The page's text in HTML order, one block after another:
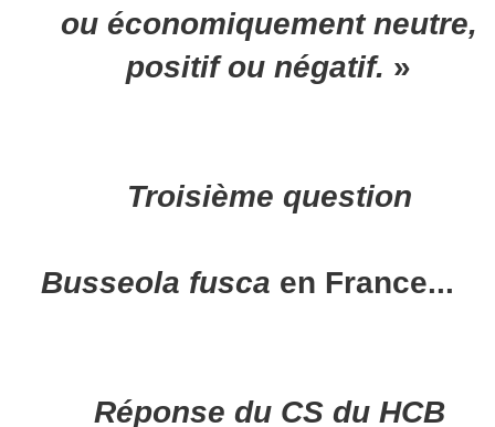
ou économiquement neutre,
positif ou négatif. »
Troisième question
Busseola fusca en France...
Réponse du CS du HCB